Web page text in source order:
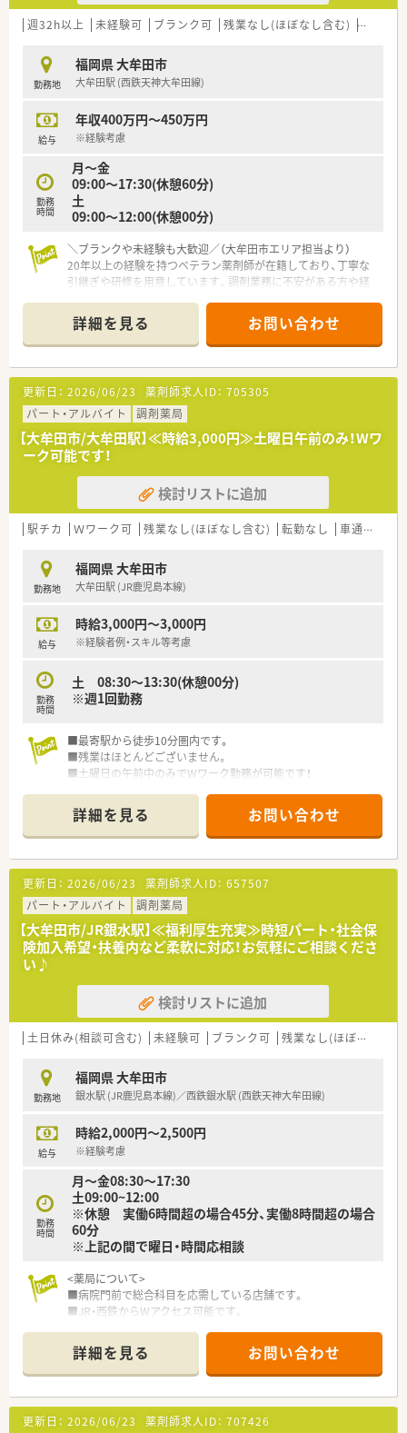
週32h以上 未経験可 ブランク可 残業なし(ほぼなし含む) 転勤な
勤務地
福岡県 大牟田市
大牟田駅 (西鉄天神大牟田線)
給与
年収400万円～450万円
※経験考慮
勤務
時間
月～金
09:00～17:30(休憩60分)
土
09:00～12:00(休憩00分)
＼ブランクや未経験も大歓迎／（大牟田市エリア担当より）
20年以上の経験を持つベテラン薬剤師が在籍しており、丁寧な
引継ぎや研修を用意しています。調剤業務に不安がある方や経
＊------------------------------------------＊
【店舗情報と応需状況について】
■大牟田駅から徒歩16分の場所に位置し、マイカーでの通勤も
選択できるため日々の移動が非常にスムーズです。
■応需科目は内科と小児科がメインであり、処方箋の受付枚数は
1日あたり平均40枚ほどとなっています。
■勤務するスタッフは正社員1名とパート1名の薬剤師に加え
て、調剤業務を支える事務員が在籍しています。
【募集背景と求める人物像について】
■体制強化を目的とした増員での募集であり、一緒に店舗を盛り
上げてくれる新しい仲間を必要としています。
■経験やブランクの有無は一切問いませんので、周囲と良好なコ
ミュニケーションが取れる方を歓迎します。
たいという意欲のある方に最適な環境です。
【法人特徴について】
根差した安定した経営基盤を誇っています。
■医療開業支援の事業も手掛けているため、スタッフが日々の業
■社長自身も薬剤師の資格を持っており、現場の意見が通りやす
く風通しの良い社風が大きな魅力です。
■店舗間での情報共有やコミュニケーションを大切にしており、
困ったときには互いに助け合える環境です。
■近隣店舗からのヘルプ体制が非常に充実しているため、急な予
■20年以上の経験を持つベテランの薬剤師が在籍しており、何
でも気軽に相談できるアットホームな職場です。
詳細を見る お問い合わせ
更新日： 2026/06/23 薬剤師求人ID： 705305
パート・アルバイト
調剤薬局
【大牟田市/大牟田駅】≪時給3,000円≫土曜日午前のみ！Wワ
ーク可能です！
検討リストに追加
駅チカ Ｗワーク可 残業なし(ほぼなし含む) 転勤なし 車通勤可
勤務地
福岡県 大牟田市
大牟田駅 (JR鹿児島本線)
給与
時給3,000円～3,000円
※経験者例・スキル等考慮
勤務
時間
土 08:30～13:30(休憩00分)
※週1回勤務
■最寄駅から徒歩10分圏内です。
■残業はほとんどございません。
■土曜日の午前中のみでWワーク勤務が可能です！
詳細を見る お問い合わせ
更新日： 2026/06/23 薬剤師求人ID： 657507
パート・アルバイト
調剤薬局
【大牟田市/JR銀水駅】≪福利厚生充実≫時短パート・社会保
険加入希望・扶養内など柔軟に対応！お気軽にご相談くださ
い♪
検討リストに追加
土日休み(相談可含む) 未経験可 ブランク可 残業なし(ほぼなし含む)
勤務地
福岡県 大牟田市
銀水駅 (JR鹿児島本線)／西鉄銀水駅 (西鉄天神大牟田線)
給与
時給2,000円～2,500円
※経験考慮
勤務
時間
月～金08:30～17:30
土09:00~12:00
※休憩 実働6時間超の場合45分、実働8時間超の場合
60分
※上記の間で曜日・時間応相談
<薬局について>
■病院門前で総合科目を応需している店舗です。
■JR・西鉄からWアクセス可能です。
<こんな方にオススメ>
■人数体制充実した店舗で勤務したい方
■大手調剤薬局の安定した経済基盤で、腰を据えて長く勤務した
い方
＼こんな企業です／
詳細を見る お問い合わせ
更新日： 2026/06/23 薬剤師求人ID： 707426